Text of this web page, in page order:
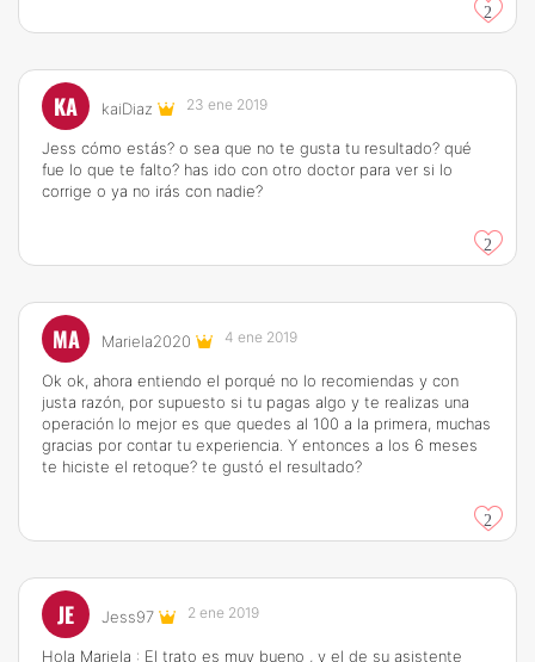
2
KA kaiDiaz 23 ene 2019
Jess cómo estás? o sea que no te gusta tu resultado? qué
fue lo que te falto? has ido con otro doctor para ver si lo
corrige o ya no irás con nadie?
2
MA Mariela2020 4 ene 2019
Ok ok, ahora entiendo el porqué no lo recomiendas y con
justa razón, por supuesto si tu pagas algo y te realizas una
operación lo mejor es que quedes al 100 a la primera, muchas
gracias por contar tu experiencia. Y entonces a los 6 meses
te hiciste el retoque? te gustó el resultado?
2
JE Jess97 2 ene 2019
Hola Mariela : El trato es muy bueno , y el de su asistente